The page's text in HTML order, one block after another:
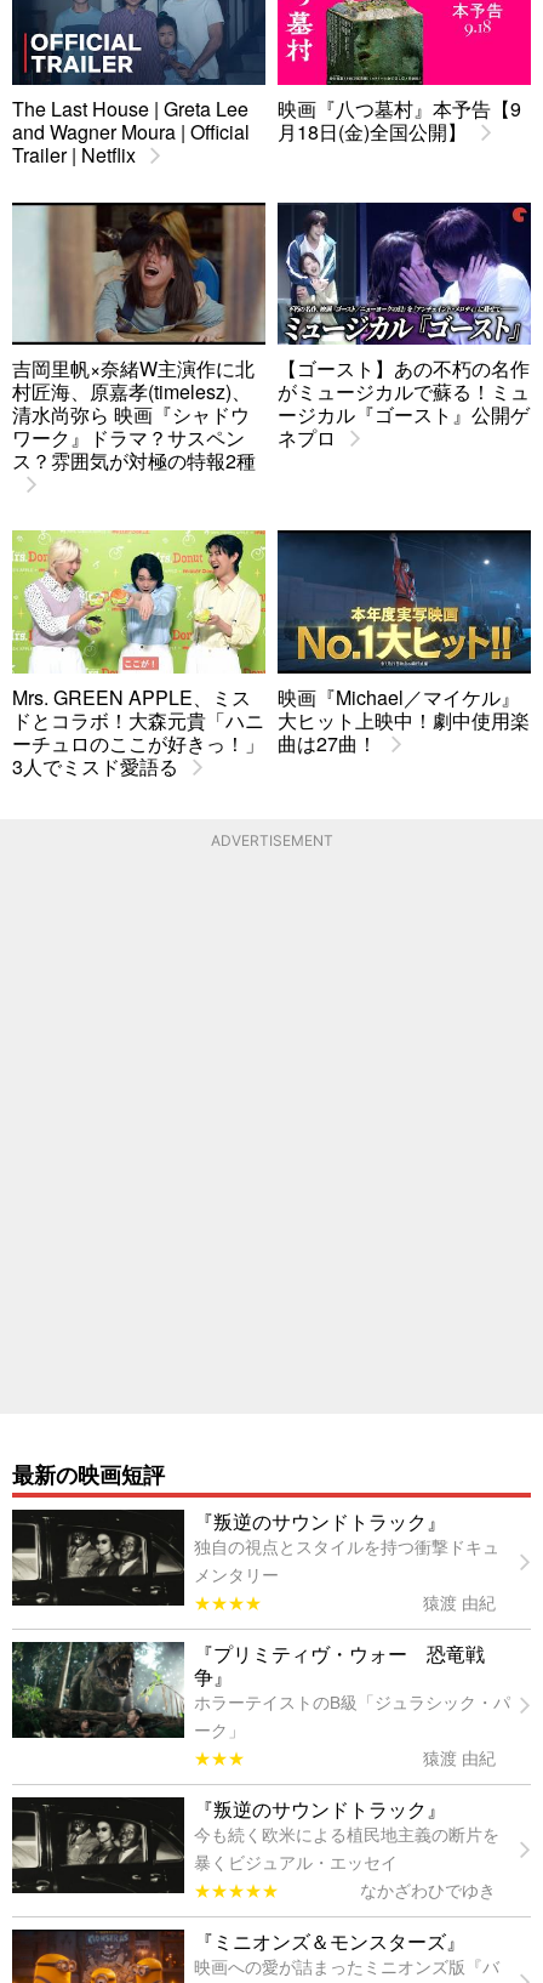
The Last House | Greta Lee
and Wagner Moura | Official
Trailer | Netflix
映画『八つ墓村』本予告【9
月18日(金)全国公開】
吉岡里帆×奈緒W主演作に北
村匠海、原嘉孝(timelesz)、
清水尚弥ら 映画『シャドウ
ワーク』ドラマ？サスペン
ス？雰囲気が対極の特報2種
【ゴースト】あの不朽の名作
がミュージカルで蘇る！ミュ
ージカル『ゴースト』公開ゲ
ネプロ
Mrs. GREEN APPLE、ミス
ドとコラボ！大森元貴「ハニ
ーチュロのここが好きっ！」
3人でミスド愛語る
映画『Michael／マイケル』
大ヒット上映中！劇中使用楽
曲は27曲！
ADVERTISEMENT
最新の映画短評
『叛逆のサウンドトラック』
独自の視点とスタイルを持つ衝撃ドキュ
メンタリー
★★★★
猿渡 由紀
『プリミティヴ・ウォー 恐竜戦
争』
ホラーテイストのB級「ジュラシック・パ
ーク」
★★★
猿渡 由紀
『叛逆のサウンドトラック』
今も続く欧米による植民地主義の断片を
暴くビジュアル・エッセイ
★★★★★
なかざわひでゆき
『ミニオンズ＆モンスターズ』
映画への愛が詰まったミニオンズ版『バ